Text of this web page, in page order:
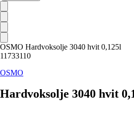
OSMO Hardvoksolje 3040 hvit 0,125l
11733110
OSMO
Hardvoksolje 3040 hvit